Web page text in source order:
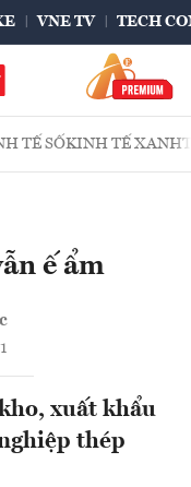
VNE TV TECH
TẾ SỐKINH TẾ XANH
ế ẩm
xuất khẩu
thép